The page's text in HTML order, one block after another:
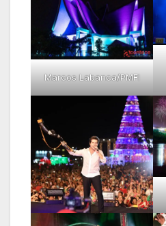
Marcos Labanca/PMFI